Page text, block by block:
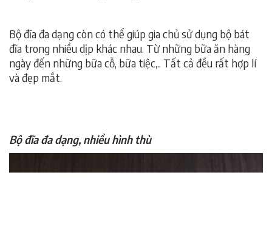
Bộ đĩa đa dạng còn có thể giúp gia chủ sử dụng bộ bát
đĩa trong nhiều dịp khác nhau. Từ những bữa ăn hàng
ngày đến những bữa cỗ, bữa tiệc,.. Tất cả đều rất hợp lí
và đẹp mắt.
Bộ đĩa đa dạng, nhiều hình thù